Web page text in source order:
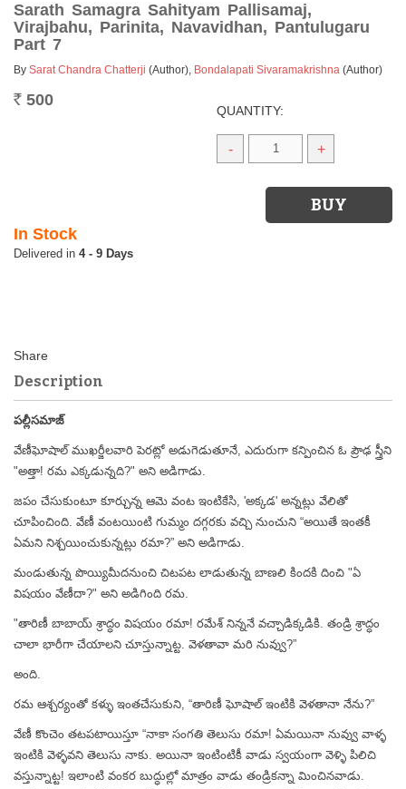
Sarath Samagra Sahityam Pallisamaj,
Virajbahu, Parinita, Navavidhan, Pantulugaru
Part 7
By Sarat Chandra Chatterji (Author), Bondalapati Sivaramakrishna (Author)
Rs. 500
QUANTITY:
- +
In Stock
4 - 9 Days
Description
పల్లీసమాజ్
వేణీఘోషాల్ ముఖర్జీలవారి పెరట్లో అడుగెడుతూనే, ఎదురుగా కన్పించిన ఓ ప్రౌఢ స్త్రీని
"అత్తా! రమ ఎక్కడున్నది?" అని అడిగాడు.
జపం చేసుకుంటూ కూర్చున్న ఆమె వంట ఇంటికేసి, 'అక్కడ' అన్నట్లు వేలితో
చూపించింది. వేణీ వంటయింటి గుమ్మం దగ్గరకు వచ్చి నుంచుని “అయితే ఇంతకీ
ఏమని నిశ్చయించుకున్నట్లు రమా?” అని అడిగాడు.
మండుతున్న పొయ్యిమీదనుంచి చిటపట లాడుతున్న బాణలి కిందకి దించి "ఏ
విషయం వేణీదా?" అని అడిగింది రమ.
"తారిణీ బాబాయ్ శ్రాద్ధం విషయం రమా! రమేశ్ నిన్ననే వచ్చాడిక్కడికి. తండ్రి శ్రాద్ధం
చాలా భారీగా చేయాలని చూస్తున్నాట్ట. వెళతావా మరి నువ్వు?”
అంది.
రమ ఆశ్చర్యంతో కళ్ళు ఇంతచేసుకుని, “తారిణీ ఘోషాల్ ఇంటికి వెళతానా నేను?”
వేణీ కొంచెం తటపటాయిస్తూ “నాకా సంగతి తెలుసు రమా! ఏమయినా నువ్వు వాళ్ళ
ఇంటికి వెళ్ళవని తెలుసు నాకు. అయినా ఇంటింటికీ వాడు స్వయంగా వెళ్ళి పిలిచి
వస్తున్నాట్ట! ఇలాంటి వంకర బుద్ధుల్లో మాత్రం వాడు తండ్రికన్నా మించినవాడు.